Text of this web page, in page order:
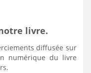
livre.
diffusée sur
numérique du livre